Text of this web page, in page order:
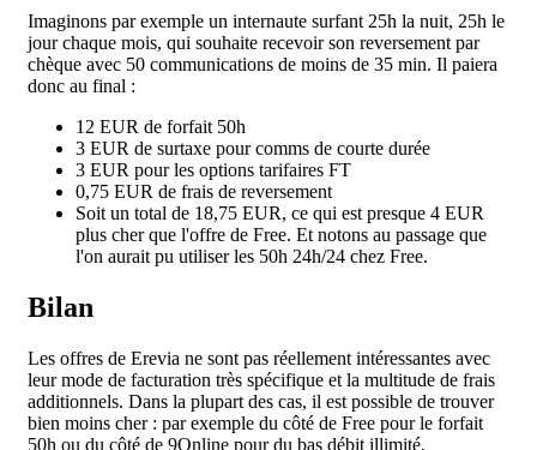
Imaginons par exemple un internaute surfant 25h la nuit, 25h le
jour chaque mois, qui souhaite recevoir son reversement par
chèque avec 50 communications de moins de 35 min. Il paiera
donc au final :
12 EUR de forfait 50h
3 EUR de surtaxe pour comms de courte durée
3 EUR pour les options tarifaires FT
0,75 EUR de frais de reversement
Soit un total de 18,75 EUR, ce qui est presque 4 EUR
plus cher que l'offre de Free. Et notons au passage que
l'on aurait pu utiliser les 50h 24h/24 chez Free.
Bilan
Les offres de Erevia ne sont pas réellement intéressantes avec
leur mode de facturation très spécifique et la multitude de frais
additionnels. Dans la plupart des cas, il est possible de trouver
bien moins cher : par exemple du côté de Free pour le forfait
50h ou du côté de 9Online pour du bas débit illimité.